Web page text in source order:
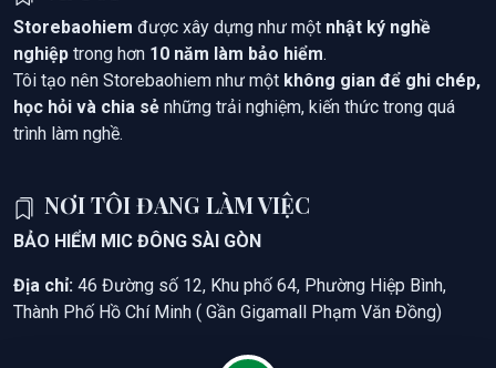
Storebaohiem được xây dựng như một nhật ký nghề
nghiệp trong hơn 10 năm làm bảo hiểm.
Tôi tạo nên Storebaohiem như một không gian để ghi chép,
học hỏi và chia sẻ những trải nghiệm, kiến thức trong quá
trình làm nghề.
NƠI TÔI ĐANG LÀM VIỆC
BẢO HIỂM MIC ĐÔNG SÀI GÒN
Địa chỉ: 46 Đường số 12, Khu phố 64, Phường Hiệp Bình,
Thành Phố Hồ Chí Minh ( Gần Gigamall Phạm Văn Đồng)